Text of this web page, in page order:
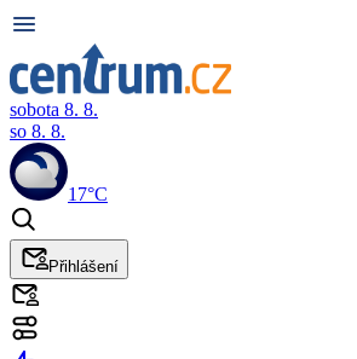
sobota 8. 8.
so 8. 8.
17°C
Přihlášení